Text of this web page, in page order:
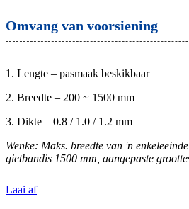
Omvang van voorsiening
1. Lengte – pasmaak beskikbaar
2. Breedte – 200 ~ 1500 mm
3. Dikte – 0.8 / 1.0 / 1.2 mm
Wenke: Maks. breedte van 'n enkele
gietbandis 1500 mm, aangepaste
Laai af